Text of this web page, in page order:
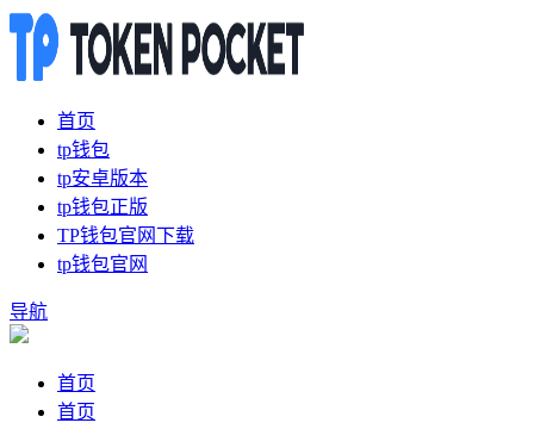
首页
tp钱包
tp安卓版本
tp钱包正版
TP钱包官网下载
tp钱包官网
导航
首页
首页